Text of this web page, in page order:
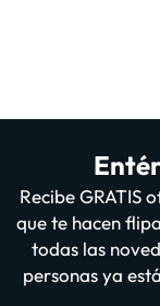
Recibe GRATIS
que te hacen
todas las
personas ya